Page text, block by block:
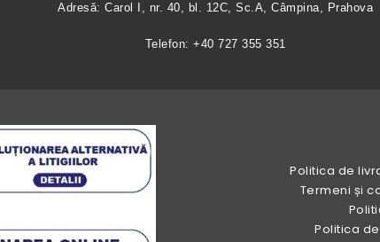
Adresă: Carol I, nr. 40, bl. 12C, Sc.A, Câmpina, Prahova
Telefon: +40 727 355 351
Politica de
Termeni și
Politica